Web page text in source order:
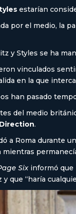
estarían
por el medio, la
y Styles se ha
vinculados
en la que
han pasado
del medio
.
a Roma durante
Six informó que
y que “haría